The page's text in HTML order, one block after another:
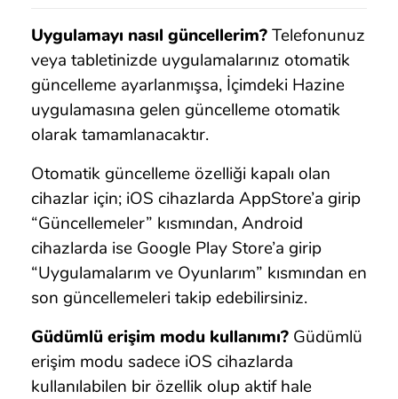
Uygulamayı nasıl güncellerim?Telefonunuz
veya tabletinizde uygulamalarınız otomatik
güncelleme ayarlanmışsa, İçimdeki Hazine
uygulamasına gelen güncelleme otomatik
olarak tamamlanacaktır.
Otomatik güncelleme özelliği kapalı olan
cihazlar için; iOS cihazlarda AppStore’a girip
“Güncellemeler” kısmından, Android
cihazlarda ise Google Play Store’a girip
“Uygulamalarım ve Oyunlarım” kısmından en
son güncellemeleri takip edebilirsiniz.
Güdümlü erişim modu kullanımı? Güdümlü
erişim modu sadece iOS cihazlarda
kullanılabilen bir özellik olup aktif hale